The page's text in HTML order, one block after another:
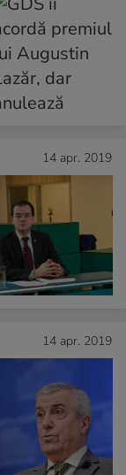
14 apr. 2019
14 apr. 2019